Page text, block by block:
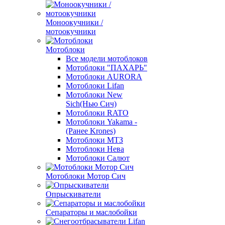
Моноокучники /
мотоокучники
Мотоблоки
Все модели мотоблоков
Мотоблоки "ПАХАРЬ"
Мотоблоки AURORA
Мотоблоки Lifan
Мотоблоки New
Sich(Нью Сич)
Мотоблоки RATO
Мотоблоки Yakama -
(Ранее Krones)
Мотоблоки МТЗ
Мотоблоки Нева
Мотоблоки Салют
Мотоблоки Мотор Сич
Опрыскиватели
Сепараторы и маслобойки